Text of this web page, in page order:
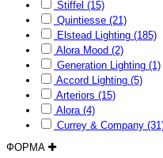
Stiffel (15)
Quintiesse (21)
Elstead Lighting (185)
Alora Mood (2)
Generation Lighting (1)
Accord Lighting (5)
Arteriors (15)
Alora (4)
Currey & Company
ФОРМА